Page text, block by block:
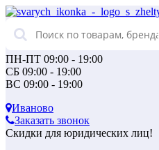
ПН-ПТ 09:00 - 19:00
СБ 09:00 - 19:00
ВС 09:00 - 19:00
Иваново
Заказать звонок
Скидки для юридических лиц!